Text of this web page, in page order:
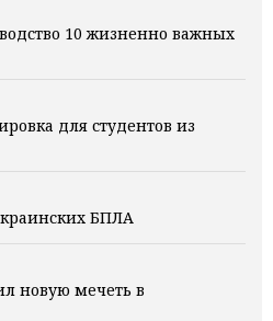
10 жизненно важных
для студентов из
БПЛА
новую мечеть в